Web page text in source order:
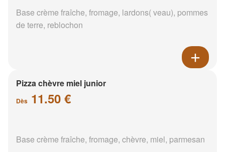
Base crème fraîche, fromage, lardons( veau), pommes
de terre, reblochon
Pizza chèvre miel junior
Dès 11.50 €
Base crème fraîche, fromage, chèvre, miel, parmesan